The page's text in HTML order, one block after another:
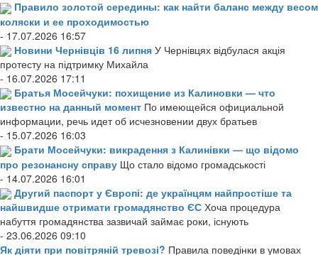
Правило золотой середины: как найти баланс между весом
коляски и ее проходимостью
- 17.07.2026 16:57
Новини Чернівців 16 липня У Чернівцях відбулася акція
протесту на підтримку Михайла
- 16.07.2026 17:11
Братья Мосейчуки: похищение из Калиновки — что
известно на данный момент По имеющейся официальной
информации, речь идет об исчезновении двух братьев
- 15.07.2026 16:03
Брати Мосейчуки: викрадення з Калинівки — що відомо
про резонансну справу Що стало відомо громадськості
- 14.07.2026 16:01
Другий паспорт у Європі: де українцям найпростіше та
найшвидше отримати громадянство ЄС Хоча процедура
набуття громадянства зазвичай займає роки, існують
- 23.06.2026 09:10
Як діяти при повітряній тревозі? Правила поведінки в умовах